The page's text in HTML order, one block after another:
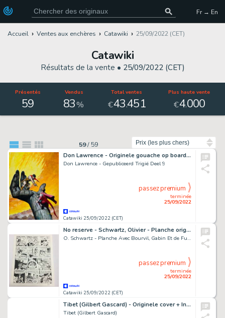
Fr → En
Accueil Ventes aux enchères Catawiki 25/09/2022 (CET)
Catawiki
Résultats de la vente • 25/09/2022 (CET)
Présentés
59
Vendus
83%
Total ventes
€43.451
Plus haute vente
€4.000
59/ 59
Don Lawrence - Originele gouache op board - Cover Trigië deel 9 - De strijd om de macht & The Trigan Empire coll. 5 - (1995)
Don Lawrence - Gepubliceerd Trigië Deel 9
Catawiki 25/09/2022 (CET)
terminée
25/09/2022
passez premium
No reserve - Schwartz, Olivier - Planche originale (p.21) Spirou et Fantasio - Le groom vert-de-gris - (2009)
O. Schwartz - Planche Avec Bourvil, Gabin Et de Funés
Catawiki 25/09/2022 (CET)
terminée
25/09/2022
passez premium
Tibet (Gilbert Gascard) - Originele cover + Inkleuring + Album - Le club des "Peur-de-rien" (De Ravottersclub) T3 - Les rois des corsaires - Page volante - (1975)
Tibet (Gilbert Gascard)